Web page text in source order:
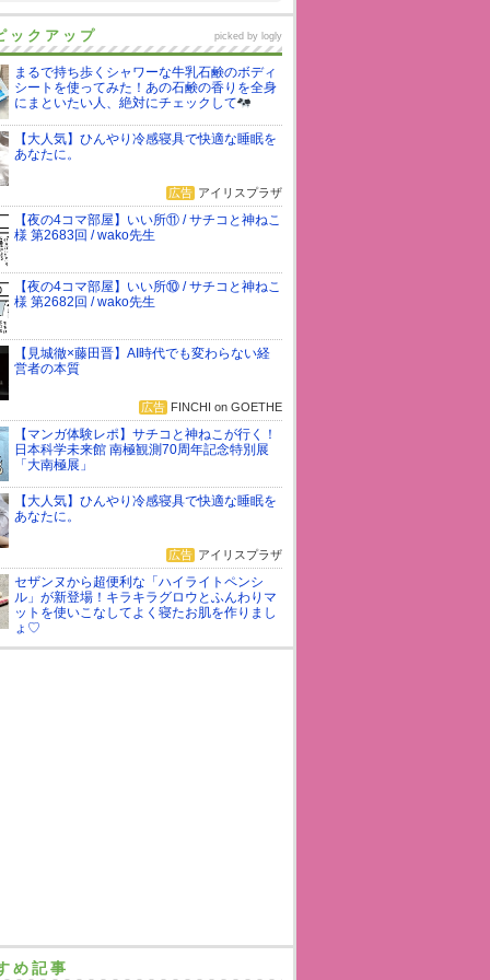
ックアップ
まるで持ち歩くシャワーな牛乳石鹸のボディ
シートを使ってみた！あの石鹸の香りを全身
にまといたい人、絶対にチェックして
【大人気】ひんやり冷感寝具で快適な睡眠を
あなたに。
広告アイリスプラザ
【夜の4コマ部屋】いい所⑪ / サチコと神ねこ
様 第2683回 / wako先生
【夜の4コマ部屋】いい所⑩ / サチコと神ねこ
様 第2682回 / wako先生
【見城徹×藤田晋】AI時代でも変わらない経
営者の本質
広告FINCHI on GOETHE
【マンガ体験レポ】サチコと神ねこが行く！
日本科学未来館 南極観測70周年記念特別展
「大南極展」
【大人気】ひんやり冷感寝具で快適な睡眠を
あなたに。
広告アイリスプラザ
セザンヌから超便利な「ハイライトペンシ
ル」が新登場！キラキラグロウとふんわりマ
ットを使いこなしてよく寝たお肌を作りまし
ょ♡
picked by logly
め記事